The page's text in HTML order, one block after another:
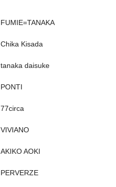
FUMIE=TANAKA
Chika Kisada
tanaka daisuke
PONTI
77circa
VIVIANO
AKIKO AOKI
PERVERZE